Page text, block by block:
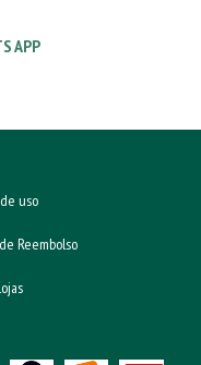
APP
uso
Reembolso